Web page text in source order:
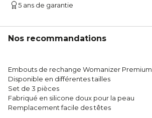
5 ans de garantie
Nos recommandations
Embouts de rechange Womanizer Premium
Disponible en différentes tailles
Set de 3 pièces
Fabriqué en silicone doux pour la peau
Remplacement facile des têtes